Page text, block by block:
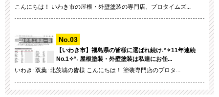
こんにちは！ いわき市の屋根・外壁塗装の専門店、プロタイムズ...
【いわき市】福島県の皆様に選ばれ続け˖°✧11年連続
No.1✧°˖ 屋根塗装・外壁塗装は私達にお任...
いわき･双葉･北茨城の皆様 こんにちは！ 塗装専門店のプロタ...